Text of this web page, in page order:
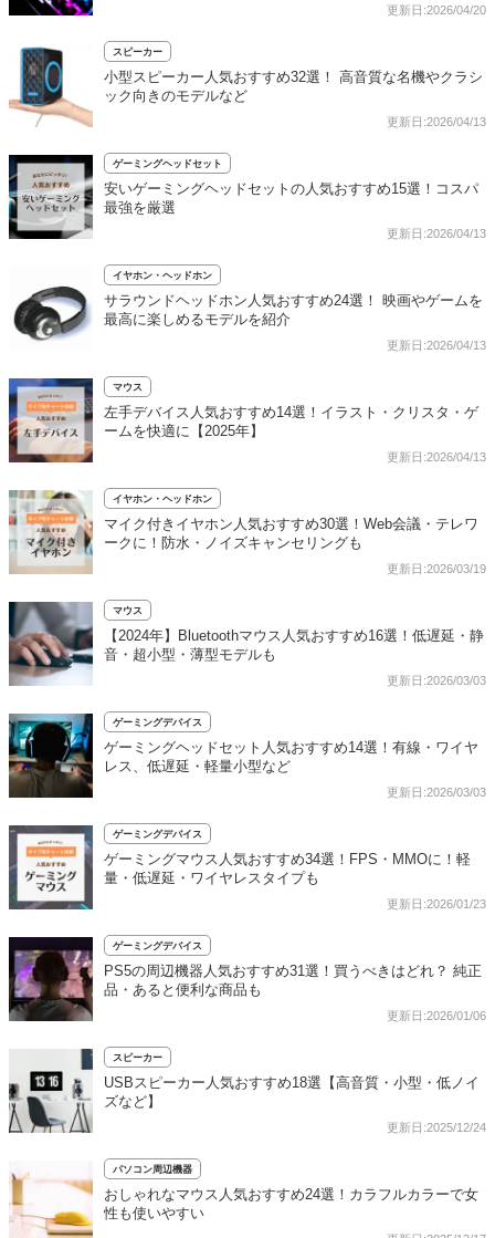
更新日:2026/04/20
スピーカー
小型スピーカー人気おすすめ32選！ 高音質な名機やクラシ
ック向きのモデルなど
更新日:2026/04/13
ゲーミングヘッドセット
安いゲーミングヘッドセットの人気おすすめ15選！コスパ
最強を厳選
更新日:2026/04/13
イヤホン・ヘッドホン
サラウンドヘッドホン人気おすすめ24選！ 映画やゲームを
最高に楽しめるモデルを紹介
更新日:2026/04/13
マウス
左手デバイス人気おすすめ14選！イラスト・クリスタ・ゲ
ームを快適に【2025年】
更新日:2026/04/13
イヤホン・ヘッドホン
マイク付きイヤホン人気おすすめ30選！Web会議・テレワ
ークに！防水・ノイズキャンセリングも
更新日:2026/03/19
マウス
【2024年】Bluetoothマウス人気おすすめ16選！低遅延・静
音・超小型・薄型モデルも
更新日:2026/03/03
ゲーミングデバイス
ゲーミングヘッドセット人気おすすめ14選！有線・ワイヤ
レス、低遅延・軽量小型など
更新日:2026/03/03
ゲーミングデバイス
ゲーミングマウス人気おすすめ34選！FPS・MMOに！軽
量・低遅延・ワイヤレスタイプも
更新日:2026/01/23
ゲーミングデバイス
PS5の周辺機器人気おすすめ31選！買うべきはどれ？ 純正
品・あると便利な商品も
更新日:2026/01/06
スピーカー
USBスピーカー人気おすすめ18選【高音質・小型・低ノイ
ズなど】
更新日:2025/12/24
パソコン周辺機器
おしゃれなマウス人気おすすめ24選！カラフルカラーで女
性も使いやすい